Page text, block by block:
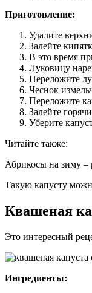
Приготовление:
Удалите
Залейте
В это время
Луковицу
Переложите
Чеснок
Переложите
Залейте
Уберите
Читайте также:
Абрикосы на зиму –
Такую капусту
Квашеная
Это интересный
Ингредиенты: